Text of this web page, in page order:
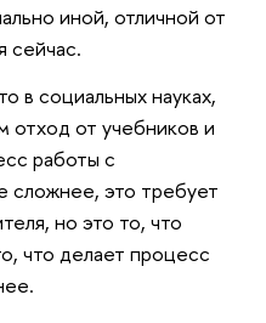
иной, отличной от
сейчас.
в социальных науках,
отход от учебников и
работы с
сложнее, это требует
но это то, что
что делает процесс